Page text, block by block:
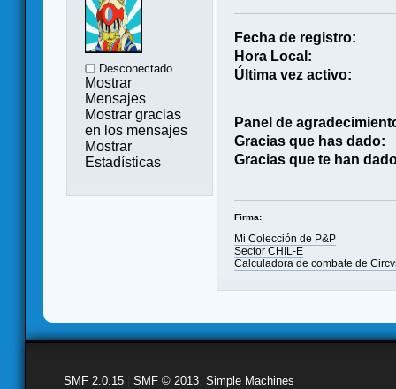
Desconectado
Mostrar
Mensajes
Mostrar gracias
en los mensajes
Mostrar
Estadísticas
Fecha de registro:
Hora Local:
Última vez activo:
Panel de
Gracias que has dado:
Gracias que te han
Firma:
Mi Colección de P&P
Sector CHIL-E
Calculadora de combate de
SMF 2.0.15 SMF © 2013 Simple Machines